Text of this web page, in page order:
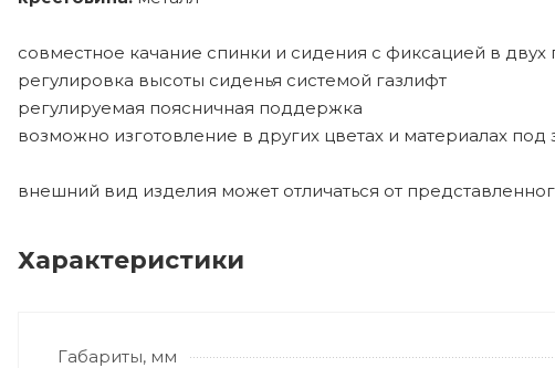
совместное качание спинки и сидения с фиксацией в двух
регулировка высоты сиденья системой газлифт
регулируемая поясничная поддержка
возможно изготовление в других цветах и материалах под
внешний вид изделия может отличаться от
Характеристики
Габариты, мм